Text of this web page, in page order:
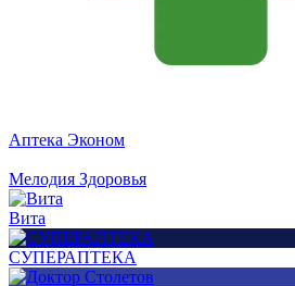
Аптека Эконом
Мелодия Здоровья
Вита
СУПЕРАПТЕКА